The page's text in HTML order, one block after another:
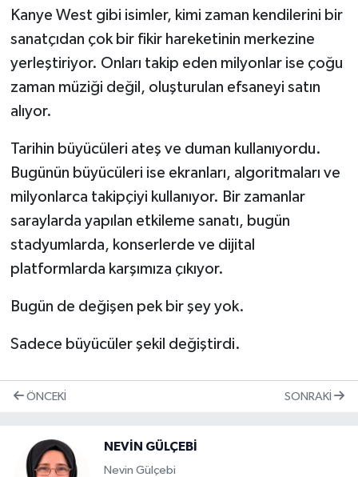
Kanye West gibi isimler, kimi zaman kendilerini bir
sanatçıdan çok bir fikir hareketinin merkezine
yerleştiriyor. Onları takip eden milyonlar ise çoğu
zaman müziği değil, oluşturulan efsaneyi satın
alıyor.
Tarihin büyücüleri ateş ve duman kullanıyordu.
Bugünün büyücüleri ise ekranları, algoritmaları ve
milyonlarca takipçiyi kullanıyor. Bir zamanlar
saraylarda yapılan etkileme sanatı, bugün
stadyumlarda, konserlerde ve dijital
platformlarda karşımıza çıkıyor.
Bugün de değişen pek bir şey yok.
Sadece büyücüler şekil değiştirdi.
ÖNCEKI SONRAKI
NEVİN GÜLÇEBİ
Nevin Gülçebi